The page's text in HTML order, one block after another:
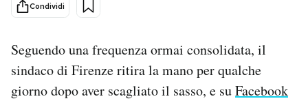
Scienza
Economia
Sport
Altrecose
Mondiali calcio 2026
Condividi
Seguendo una frequenza ormai consolidata, il
sindaco di Firenze ritira la mano per qualche
giorno dopo aver scagliato il sasso, e suFacebook